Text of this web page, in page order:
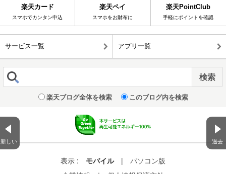
新しい 過去
楽天カード
スマホでカンタン申込
楽天ペイ
スマホをお財布に
楽天PointClub
手軽にポイントを確認
サービス一覧 アプリ一覧
楽天ブログ全体を検索 このブログ内を検索
表示 : モバイル |
パソコン版